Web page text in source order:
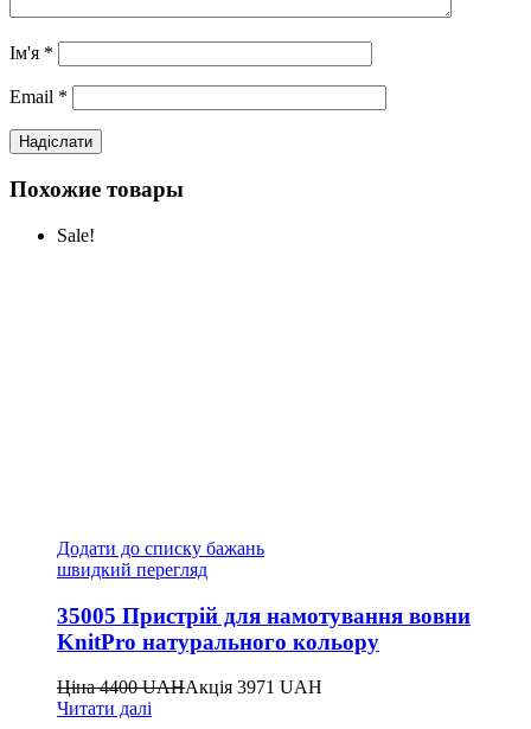
Ім'я *
Email *
Похожие товары
Sale!
Додати до списку бажань
швидкий перегляд
35005 Пристрій для намотування вовни
KnitPro натурального кольору
Ціна4400UAHАкція 3971 UAH
Читати далі